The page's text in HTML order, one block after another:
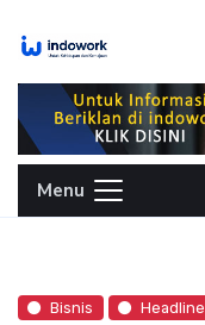
Menu
Bisnis Headline